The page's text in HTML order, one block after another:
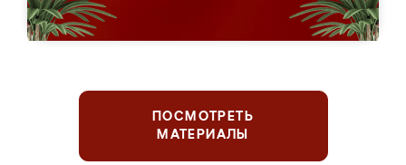
ПОСМОТРЕТЬ
МАТЕРИАЛЫ